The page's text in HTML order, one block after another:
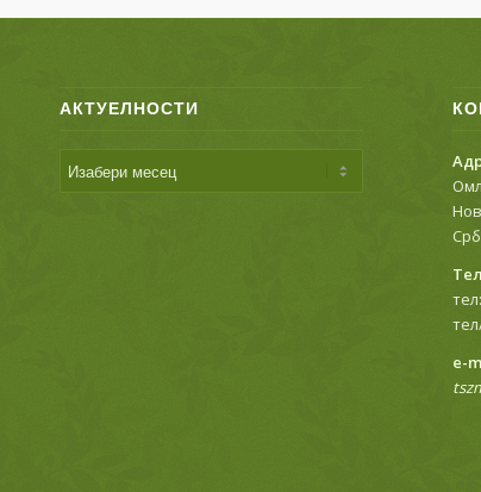
АКТУЕЛНОСТИ
е-